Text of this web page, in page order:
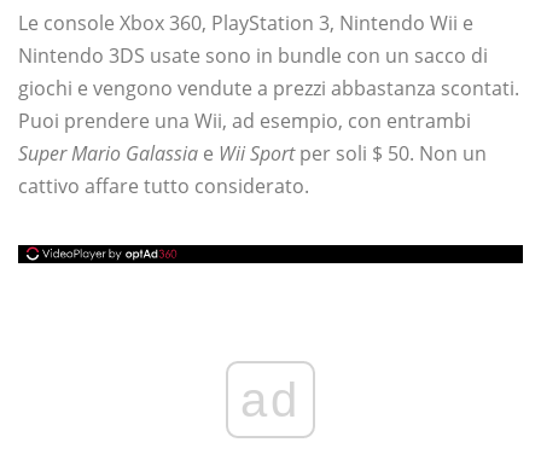
Le console Xbox 360, PlayStation 3, Nintendo Wii e
Nintendo 3DS usate sono in bundle con un sacco di
giochi e vengono vendute a prezzi abbastanza scontati.
Puoi prendere una Wii, ad esempio, con entrambi
Super Mario Galassia e Wii Sportper soli $ 50. Non un
cattivo affare tutto considerato.
ad